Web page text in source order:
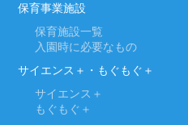
保育事業施設
保育施設一覧
入園時に必要なもの
サイエンス＋・もぐもぐ＋
サイエンス＋
もぐもぐ＋